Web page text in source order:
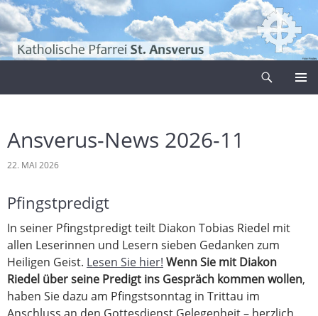
Zum
Inhalt
springen
Ansverus-News 2026-11
22. MAI 2026
Pfingstpredigt
In seiner Pfingstpredigt teilt Diakon Tobias Riedel mit
allen Leserinnen und Lesern sieben Gedanken zum
Heiligen Geist. Lesen Sie hier! Wenn Sie mit Diakon
Riedel über seine Predigt ins Gespräch kommen wollen,
haben Sie dazu am Pfingstsonntag in Trittau im